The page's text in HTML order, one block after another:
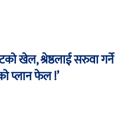
खेल, श्रेष्ठलाई सरुवा गर्ने
प्लान फेल !’